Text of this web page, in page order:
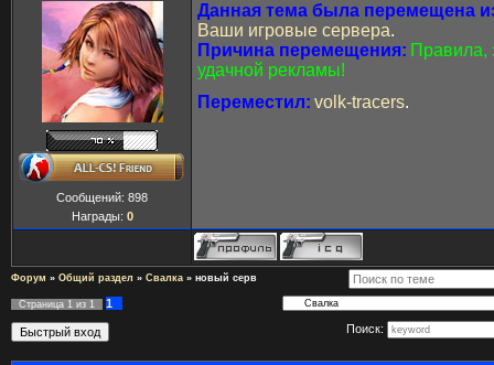
Сообщений: 898
Награды: 0
Данная тема была перемещена
Ваши игровые сервера.
Причина перемещения: Правила,
удачной рекламы!
Переместил: volk-tracers.
Форум » Общий раздел » Свалка » новый серв
Страница 1 из 1
1
Поиск: